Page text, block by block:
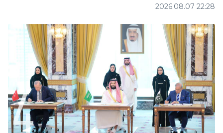
2026.08.07 22:28